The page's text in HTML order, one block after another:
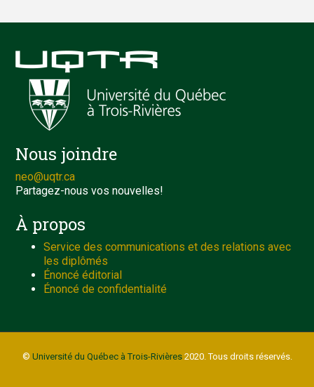
Nous joindre
neo@uqtr.ca
Partagez-nous vos nouvelles!
À propos
Service des communications et des relations avec
les diplômés
Énoncé éditorial
Énoncé de confidentialité
© Université du Québec à Trois-Rivières2020. Tous droits réservés.